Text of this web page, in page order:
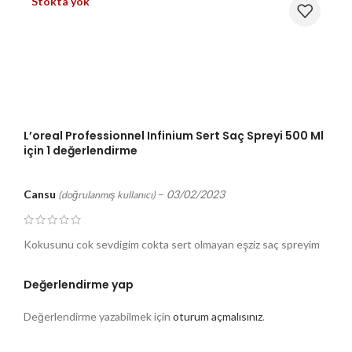
L’oreal Professionnel Infinium Sert Saç Spreyi 500 Ml
için 1 değerlendirme
Cansu (doğrulanmış kullanıcı) – 03/02/2023
Kokusunu cok sevdigim cokta sert olmayan eşziz saç spreyim
Değerlendirme yap
Değerlendirme yazabilmek için oturum açmalısınız.